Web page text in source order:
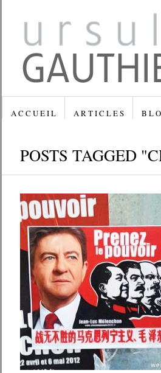
A C C U E I L A R T I C L E S B L
POSTS TAGGED